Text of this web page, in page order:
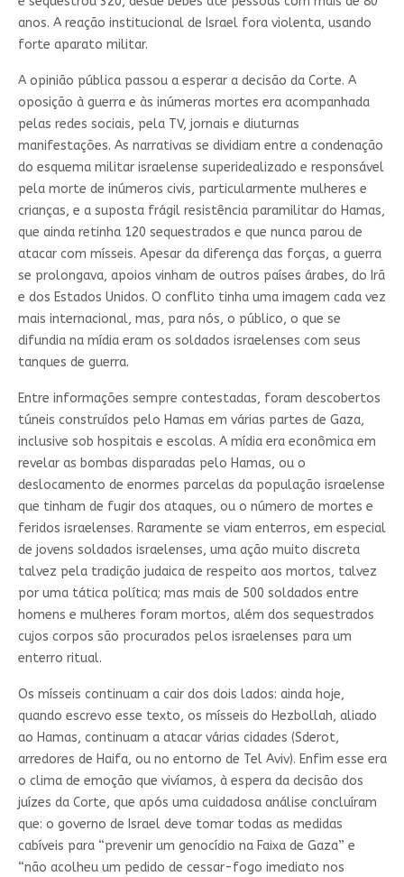
anos. A reação institucional de Israel fora violenta, usando
forte aparato militar.
A opinião pública passou a esperar a decisão da Corte. A
oposição à guerra e às inúmeras mortes era acompanhada
pelas redes sociais, pela TV, jornais e diuturnas
manifestações. As narrativas se dividiam entre a condenação
do esquema militar israelense superidealizado e responsável
pela morte de inúmeros civis, particularmente mulheres e
crianças, e a suposta frágil resistência paramilitar do Hamas,
que ainda retinha 120 sequestrados e que nunca parou de
atacar com mísseis. Apesar da diferença das forças, a guerra
se prolongava, apoios vinham de outros países árabes, do Irã
e dos Estados Unidos. O conflito tinha uma imagem cada vez
mais internacional, mas, para nós, o público, o que se
difundia na mídia eram os soldados israelenses com seus
tanques de guerra.
Entre informações sempre contestadas, foram descobertos
túneis construídos pelo Hamas em várias partes de Gaza,
inclusive sob hospitais e escolas. A mídia era econômica em
revelar as bombas disparadas pelo Hamas, ou o
deslocamento de enormes parcelas da população israelense
que tinham de fugir dos ataques, ou o número de mortes e
feridos israelenses. Raramente se viam enterros, em especial
de jovens soldados israelenses, uma ação muito discreta
talvez pela tradição judaica de respeito aos mortos, talvez
por uma tática política; mas mais de 500 soldados entre
homens e mulheres foram mortos, além dos sequestrados
cujos corpos são procurados pelos israelenses para um
enterro ritual.
Os mísseis continuam a cair dos dois lados: ainda hoje,
quando escrevo esse texto, os mísseis do Hezbollah, aliado
ao Hamas, continuam a atacar várias cidades (Sderot,
arredores de Haifa, ou no entorno de Tel Aviv). Enfim esse era
o clima de emoção que vivíamos, à espera da decisão dos
juízes da Corte, que após uma cuidadosa análise concluíram
que: o governo de Israel deve tomar todas as medidas
cabíveis para “prevenir um genocídio na Faixa de Gaza” e
“não acolheu um pedido de cessar-fogo imediato nos